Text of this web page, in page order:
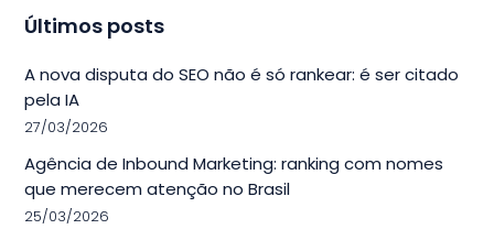
Últimos posts
A nova disputa do SEO não é só rankear: é ser citado
pela IA
27/03/2026
Agência de Inbound Marketing: ranking com nomes
que merecem atenção no Brasil
25/03/2026